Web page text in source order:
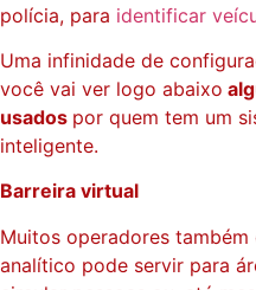
polícia, para identificar
Uma infinidade de
você vai ver logo abaixo
usados por quem tem um
inteligente.
Barreira virtual
Muitos operadores
analítico pode servir para